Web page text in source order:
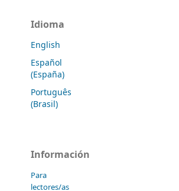
Idioma
English
Español
(España)
Português
(Brasil)
Información
Para
lectores/as